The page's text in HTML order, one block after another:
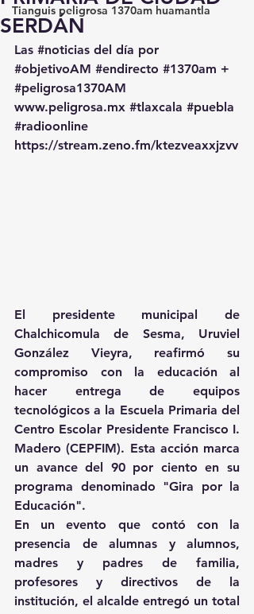
Tianguis peligrosa 1370am huamantla
SERDÁN
Las #noticias del día por
#objetivoAM #endirecto #1370am +
#peligrosa1370AM
www.peligrosa.mx #tlaxcala #puebla
#radioonline
https://stream.zeno.fm/ktezveaxxjzvv
El presidente municipal de
Chalchicomula de Sesma, Uruviel
González Vieyra, reafirmó su
compromiso con la educación al
hacer entrega de equipos
tecnológicos a la Escuela Primaria del
Centro Escolar Presidente Francisco I.
Madero (CEPFIM). Esta acción marca
un avance del 90 por ciento en su
programa denominado "Gira por la
Educación".
En un evento que contó con la
presencia de alumnas y alumnos,
madres y padres de familia,
profesores y directivos de la
institución, el alcalde entregó un total